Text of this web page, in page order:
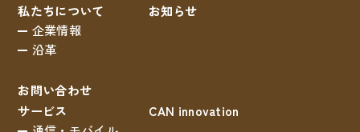
私たちについて
企業情報
沿革
お問い合わせ
お知らせ
サービス
CAN innovation